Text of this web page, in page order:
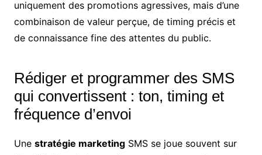
uniquement des promotions agressives, mais d’une
combinaison de valeur perçue, de timing précis et
de connaissance fine des attentes du public.
Rédiger et programmer des SMS
qui convertissent : ton, timing et
fréquence d’envoi
Une stratégie marketingSMS se joue souvent sur